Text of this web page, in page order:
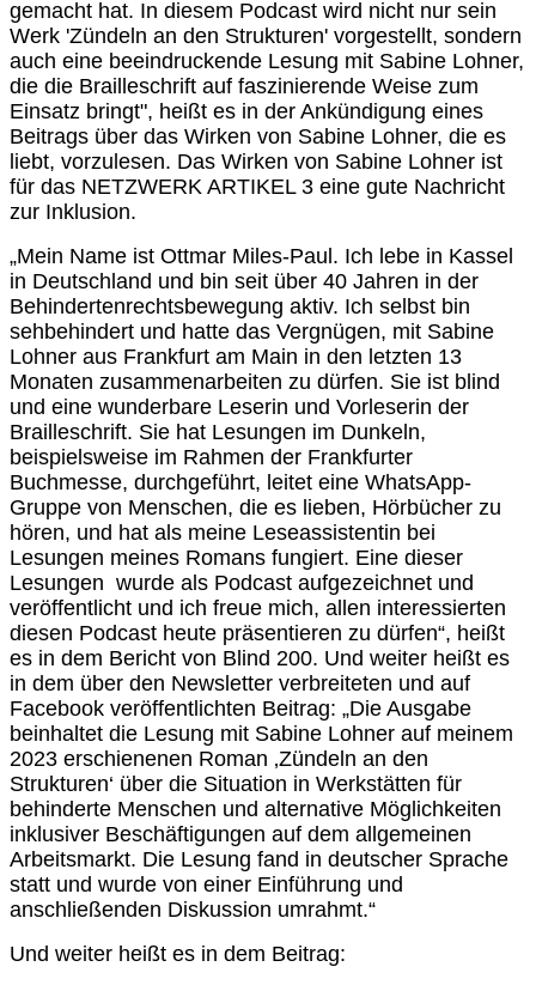
gemacht hat. In diesem Podcast wird nicht nur sein
Werk 'Zündeln an den Strukturen' vorgestellt, sondern
auch eine beeindruckende Lesung mit Sabine Lohner,
die die Brailleschrift auf faszinierende Weise zum
Einsatz bringt", heißt es in der Ankündigung eines
Beitrags über das Wirken von Sabine Lohner, die es
liebt, vorzulesen. Das Wirken von Sabine Lohner ist
für das NETZWERK ARTIKEL 3 eine gute Nachricht
zur Inklusion.
„Mein Name ist Ottmar Miles-Paul. Ich lebe in Kassel
in Deutschland und bin seit über 40 Jahren in der
Behindertenrechtsbewegung aktiv. Ich selbst bin
sehbehindert und hatte das Vergnügen, mit Sabine
Lohner aus Frankfurt am Main in den letzten 13
Monaten zusammenarbeiten zu dürfen. Sie ist blind
und eine wunderbare Leserin und Vorleserin der
Brailleschrift. Sie hat Lesungen im Dunkeln,
beispielsweise im Rahmen der Frankfurter
Buchmesse, durchgeführt, leitet eine WhatsApp-
Gruppe von Menschen, die es lieben, Hörbücher zu
hören, und hat als meine Leseassistentin bei
Lesungen meines Romans fungiert. Eine dieser
Lesungen wurde als Podcast aufgezeichnet und
veröffentlicht und ich freue mich, allen interessierten
diesen Podcast heute präsentieren zu dürfen“, heißt
es in dem Bericht von Blind 200. Und weiter heißt es
in dem über den Newsletter verbreiteten und auf
Facebook veröffentlichten Beitrag: „Die Ausgabe
beinhaltet die Lesung mit Sabine Lohner auf meinem
2023 erschienenen Roman ‚Zündeln an den
Strukturen‘ über die Situation in Werkstätten für
behinderte Menschen und alternative Möglichkeiten
inklusiver Beschäftigungen auf dem allgemeinen
Arbeitsmarkt. Die Lesung fand in deutscher Sprache
statt und wurde von einer Einführung und
anschließenden Diskussion umrahmt.“
Und weiter heißt es in dem Beitrag: